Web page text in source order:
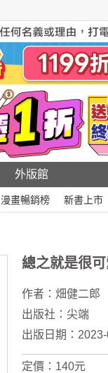
外版館
漫畫暢銷榜 新書上市
總之就是很
作者： 畑健二郎
出版社： 尖端
出版日期：
定價：140元